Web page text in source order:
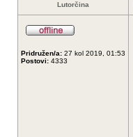
Lutorčina
Pridružen/a: 27 kol 2019, 01:53
Postovi: 4333